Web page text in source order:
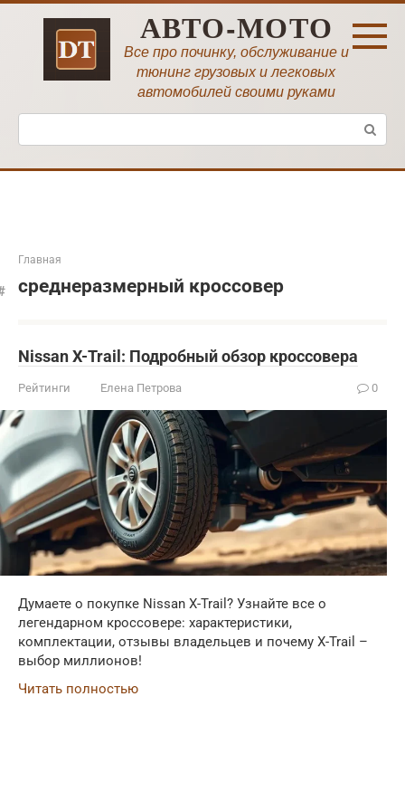
Перейти
АВТО-МОТО
Все про починку, обслуживание и
тюнинг грузовых и легковых
автомобилей своими руками
Поиск:
Главная
среднеразмерный кроссовер
Nissan X-Trail: Подробный обзор кроссовера
Рейтинги Елена Петрова 0
Думаете о покупке Nissan X-Trail? Узнайте все о
легендарном кроссовере: характеристики,
комплектации, отзывы владельцев и почему X-Trail –
выбор миллионов!
Читать полностью